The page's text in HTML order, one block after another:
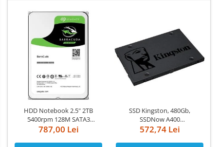
HDD Notebook 2.5" 2TB
5400rpm 128M SATA3
SEAGATE
787,00 Lei
SSD Kingston, 480Gb,
SSDNow A400
"SA400S37/480G"
572,74 Lei